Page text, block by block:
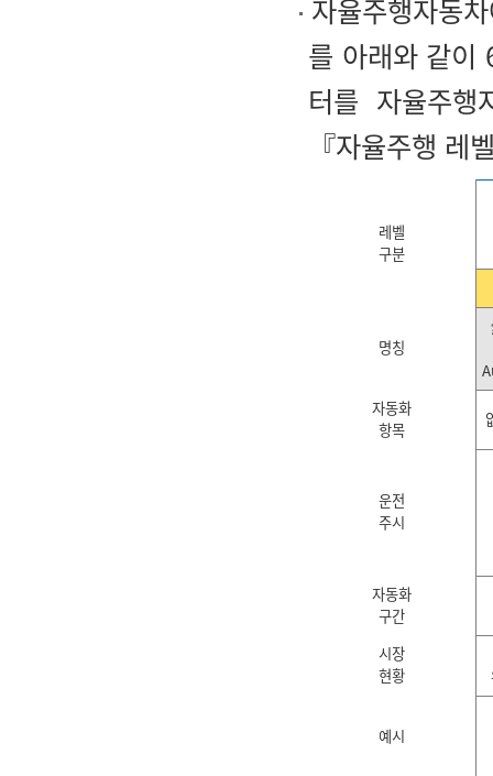
자율주행자동
를 아래와 같이
터를 자율주행
『자율주행
레벨
구분
명칭
자동화
항목
운전
주시
자동화
구간
시장
현황
예시